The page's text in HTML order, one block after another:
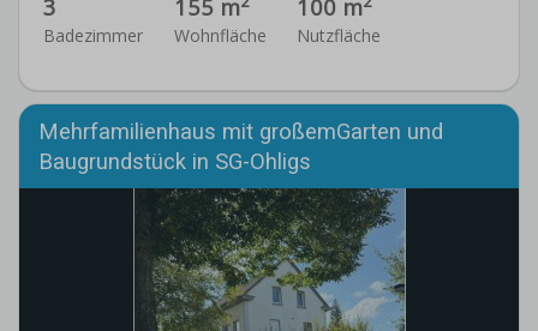
3
Badezimmer
155 m
Wohnfläche
100 m
Nutzfläche
Mehrfamilienhaus mit großemGarten und
Baugrundstück in SG-Ohligs